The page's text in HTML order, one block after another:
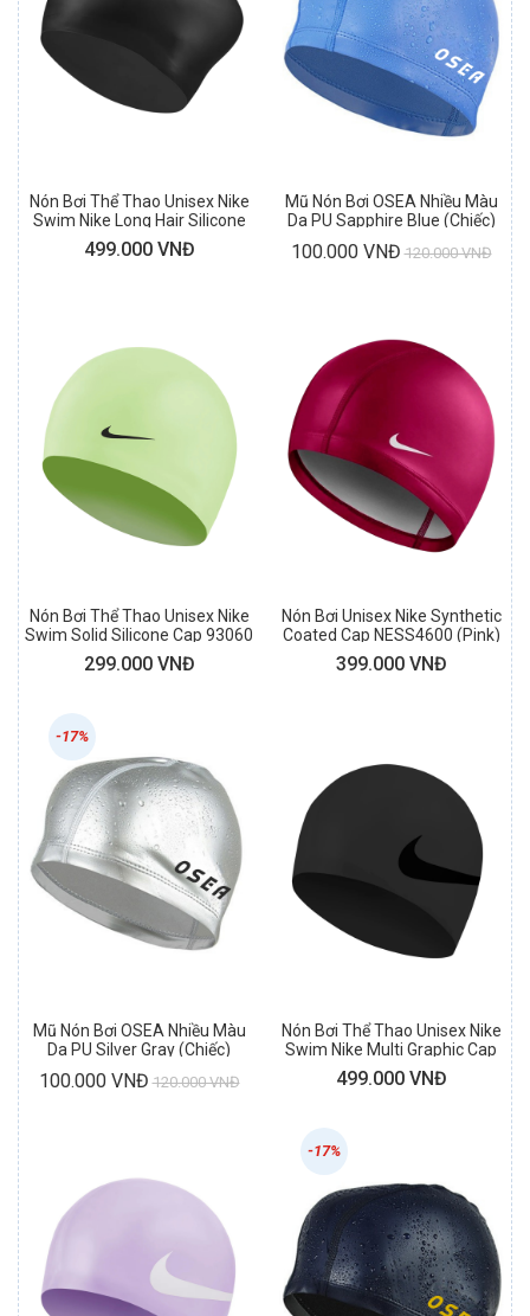
Nón Bơi Thể Thao Unisex Nike
Swim Nike Long Hair Silicone
Cap (Black)
499.000 VNĐ
Mũ Nón Bơi OSEA Nhiều Màu
Da PU Sapphire Blue (Chiếc)
100.000 VNĐ 120.000 VNĐ
Nón Bơi Thể Thao Unisex Nike
Swim Solid Silicone Cap 93060
(Barely Volt)
299.000 VNĐ
Nón Bơi Unisex Nike Synthetic
Coated Cap NESS4600 (Pink)
399.000 VNĐ
Mũ Nón Bơi OSEA Nhiều Màu
Da PU Silver Gray (Chiếc)
100.000 VNĐ 120.000 VNĐ
-17%
Nón Bơi Thể Thao Unisex Nike
Swim Nike Multi Graphic Cap
(Black)
499.000 VNĐ
-17%